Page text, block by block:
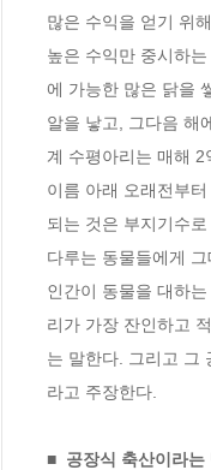
많은 수익을 얻기 위
높은 수익만 중시하
에 가능한 많은 닭을
알을 낳고, 그다음 해
계 수평아리는 매해 2
이름 아래 오래전부
되는 것은 부지기수
다루는 동물들에게
인간이 동물을 대하
리가 가장 잔인하고
는 말한다. 그리고 그
라고 주장한다.
■  공장식 축산이라는